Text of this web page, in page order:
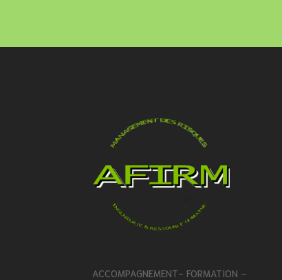
ACCOMPAGNEMENT- FORMATION –